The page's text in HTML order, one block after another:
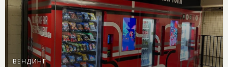
ВЕНДИНГ